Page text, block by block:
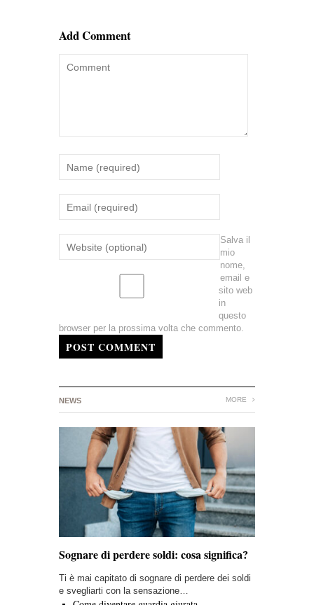
Add Comment
Salva il
mio
nome,
email e
sito web
in
questo
browser per la prossima volta che commento.
POST COMMENT
NEWS MORE
Sognare di perdere soldi: cosa significa?
Ti è mai capitato di sognare di perdere dei soldi
e svegliarti con la sensazione…